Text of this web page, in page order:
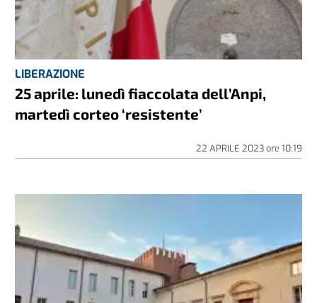
LIBERAZIONE
25 aprile: lunedì fiaccolata dell’Anpi,
martedì corteo ‘resistente’
22 APRILE 2023ore 10:19